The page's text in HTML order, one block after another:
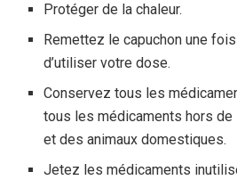
Protéger de la chaleur.
Remettez le capuchon une
d’utiliser votre dose.
Conservez tous les
tous les médicaments hors
et des animaux domestiques.
Jetez les médicaments